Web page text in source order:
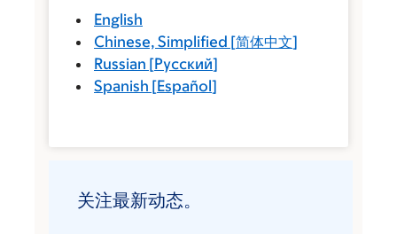
English
Chinese, Simplified [简体中文]
Russian [Русский]
Spanish [Español]
关注最新动态。